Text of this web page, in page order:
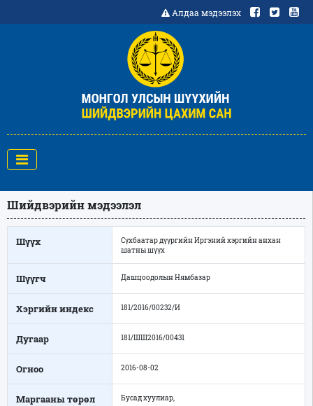
Алдаа мэдээлэх
Шийдвэрийн мэдээлэл
Шүүх
Сүхбаатар дүүргийн Иргэний хэргийн анхан
шатны шүүх
Шүүгч Дашцоодолын Нямбазар
Хэргийн индекс 181/2016/00232/И
Дугаар 181/ШШ2016/00431
Огноо 2016-08-02
Маргааны төрөл Бусад хуулиар,